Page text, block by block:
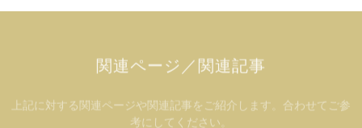
関連ページ／関連記事
上記に対する関連ページや関連記事をご紹介します。合わせてご参
考にしてください。